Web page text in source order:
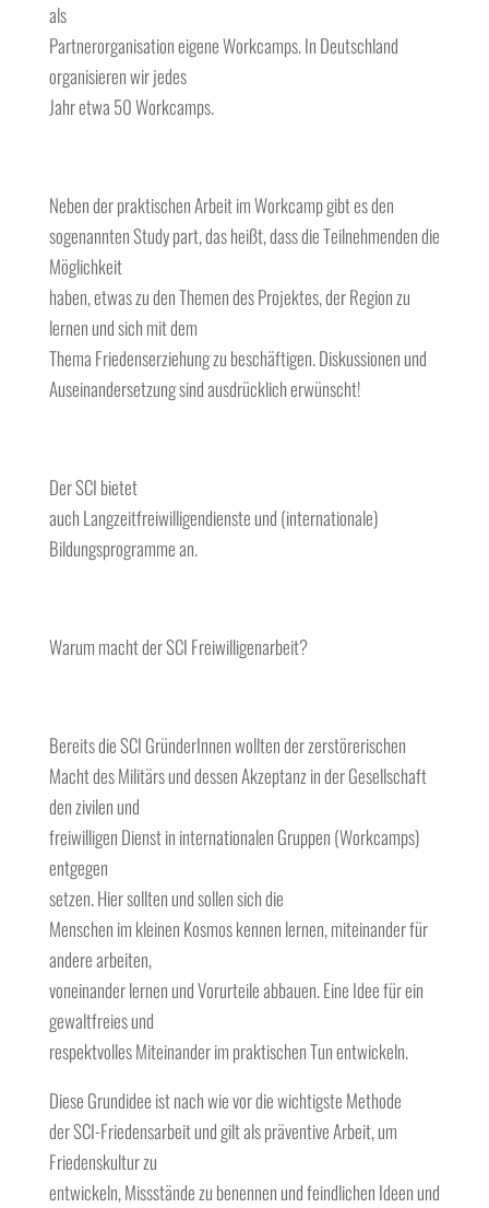
als
Partnerorganisation eigene Workcamps. In Deutschland
organisieren wir jedes
Jahr etwa 50 Workcamps.
Neben der praktischen Arbeit im Workcamp gibt es den
sogenannten Study part, das heißt, dass die Teilnehmenden die
Möglichkeit
haben, etwas zu den Themen des Projektes, der Region zu
lernen und sich mit dem
Thema Friedenserziehung zu beschäftigen. Diskussionen und
Auseinandersetzung sind ausdrücklich erwünscht!
Der SCI bietet
auch Langzeitfreiwilligendienste und (internationale)
Bildungsprogramme an.
Warum macht der SCI Freiwilligenarbeit?
Bereits die SCI GründerInnen wollten der zerstörerischen
Macht des Militärs und dessen Akzeptanz in der Gesellschaft
den zivilen und
freiwilligen Dienst in internationalen Gruppen (Workcamps)
entgegen
setzen. Hier sollten und sollen sich die
Menschen im kleinen Kosmos kennen lernen, miteinander für
andere arbeiten,
voneinander lernen und Vorurteile abbauen. Eine Idee für ein
gewaltfreies und
respektvolles Miteinander im praktischen Tun entwickeln.
Diese Grundidee ist nach wie vor die wichtigste Methode
der SCI-Friedensarbeit und gilt als präventive Arbeit, um
Friedenskultur zu
entwickeln, Missstände zu benennen und feindlichen Ideen und